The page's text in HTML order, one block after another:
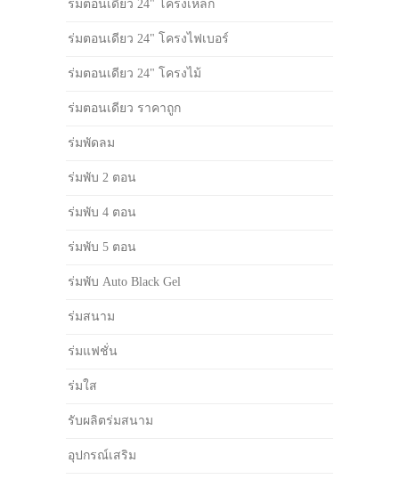
ร่มตอนเดียว 24" โครงเหล็ก
ร่มตอนเดียว 24" โครงไฟเบอร์
ร่มตอนเดียว 24" โครงไม้
ร่มตอนเดียว ราคาถูก
ร่มพัดลม
ร่มพับ 2 ตอน
ร่มพับ 4 ตอน
ร่มพับ 5 ตอน
ร่มพับ Auto Black Gel
ร่มสนาม
ร่มแฟชั่น
ร่มใส
รับผลิตร่มสนาม
อุปกรณ์เสริม